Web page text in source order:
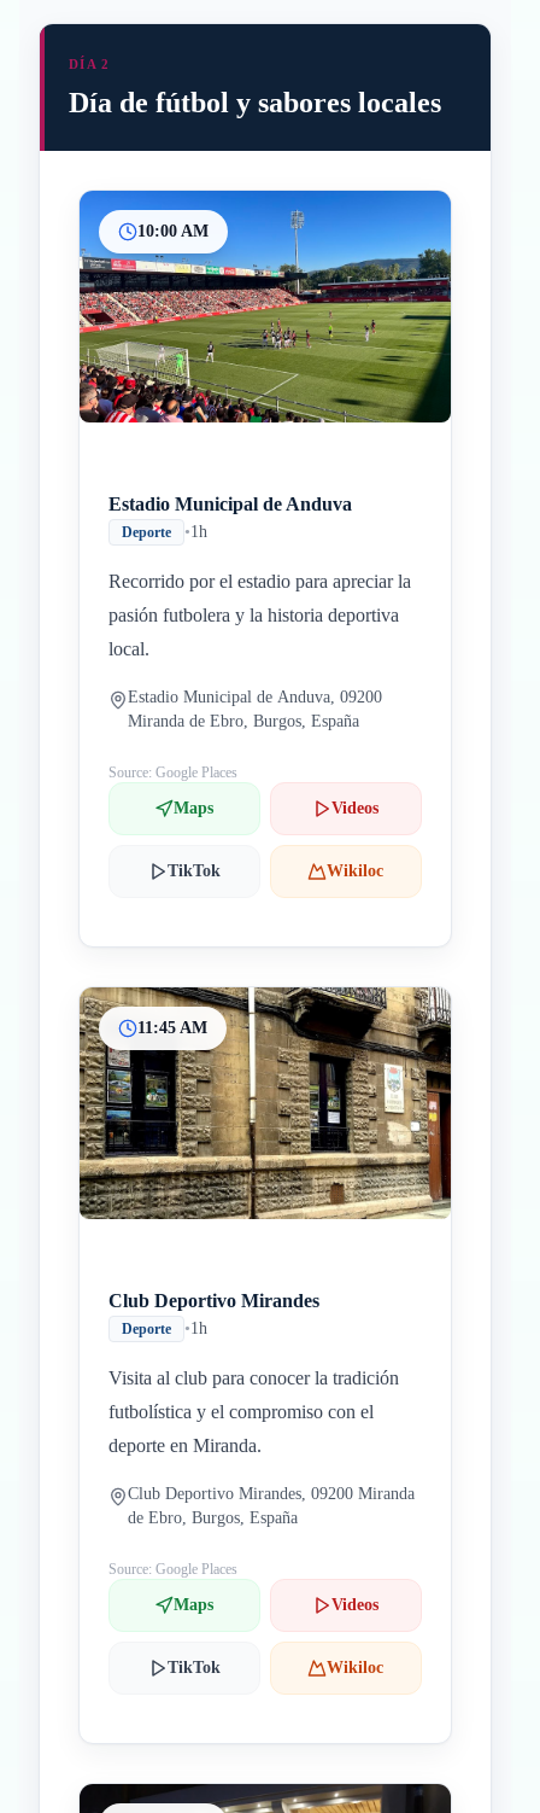
InicioParadas intermedias
Final
DÍA 2
Día de fútbol y sabores locales
10:00 AM
Estadio Municipal de Anduva
Deporte •1h
Recorrido por el estadio para apreciar la
pasión futbolera y la historia deportiva
local.
Estadio Municipal de Anduva, 09200
Miranda de Ebro, Burgos, España
Source: Google Places
Maps Videos
TikTok Wikiloc
11:45 AM
Club Deportivo Mirandes
Deporte •1h
Visita al club para conocer la tradición
futbolística y el compromiso con el
deporte en Miranda.
Club Deportivo Mirandes, 09200 Miranda
de Ebro, Burgos, España
Source: Google Places
Maps Videos
TikTok Wikiloc